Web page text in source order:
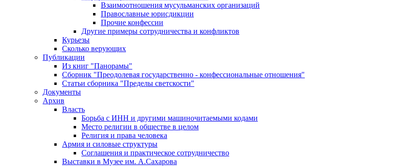
Взаимоотношения мусульманских организаций
Православные юрисдикции
Прочие конфессии
Другие примеры сотрудничества и конфликтов
Курьезы
Сколько верующих
Публикации
Из книг "Панорамы"
Сборник "Преодолевая государственно - конфессиональные отношения"
Статьи сборника "Пределы светскости"
Документы
Архив
Власть
Борьба с ИНН и другими машиночитаемыми кодами
Место религии в обществе в целом
Религия и права человека
Армия и силовые структуры
Соглашения и практическое сотрудничество
Выставки в Музее им. А.Сахарова